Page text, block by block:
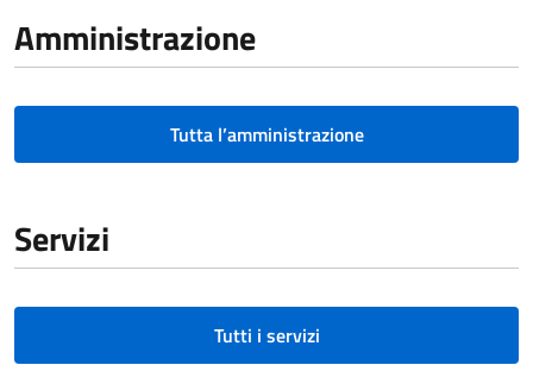
Amministrazione
Tutta l’amministrazione
Servizi
Tutti i servizi